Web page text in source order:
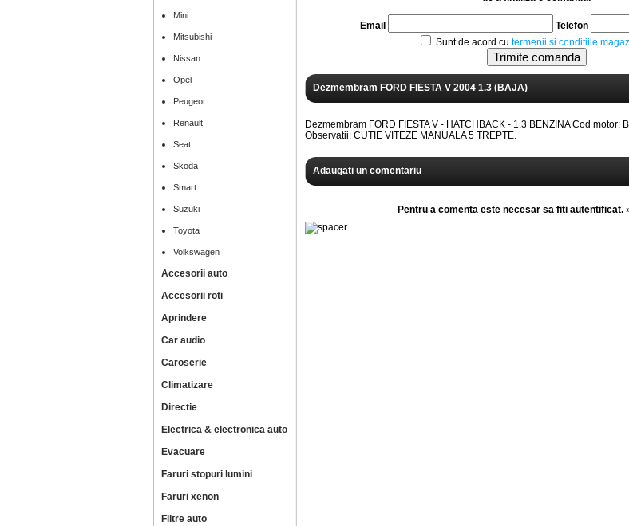
Mini
Mitsubishi
Nissan
Opel
Peugeot
Renault
Seat
Skoda
Smart
Suzuki
Toyota
Volkswagen
Accesorii auto
Accesorii roti
Aprindere
Car audio
Caroserie
Climatizare
Directie
Electrica & electronica auto
Evacuare
Faruri stopuri lumini
Faruri xenon
Filtre auto
Email
Telefon
Sunt de acord cu termenii si conditiile
Dezmembram FORD FIESTA V 2004 1.3 (BAJA)
Dezmembram FORD FIESTA V - HATCHBACK - 1.3 BENZINA Cod motor:
Observatii: CUTIE VITEZE MANUALA 5 TREPTE.
Adaugati un comentariu
Pentru a comenta este necesar sa fiti autentificat.